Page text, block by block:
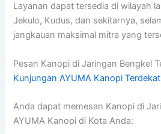
Layanan dapat tersedia di wilayah
Jekulo, Kudus, dan sekitarnya,
jangkauan maksimal mitra yang
Pesan Kanopi di Jaringan Bengkel
Kunjungan AYUMA Kanopi
Anda dapat memesan Kanopi di
AYUMA Kanopi di Kota Anda: